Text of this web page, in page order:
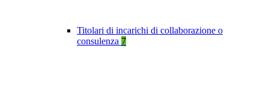
Titolari di incarichi di collaborazione o
consulenza 7